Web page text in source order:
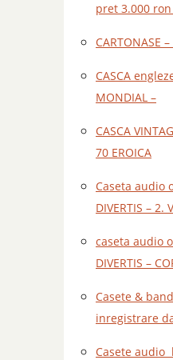
pret 3.000 ron
CARTONASE
CASCA
MONDIAL –
CASCA
70 EROICA
Caseta audio
DIVERTIS – 2.
caseta audio
DIVERTIS –
Casete &
inregistrare
Casete audio